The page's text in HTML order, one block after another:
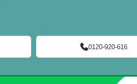
0120-920-616